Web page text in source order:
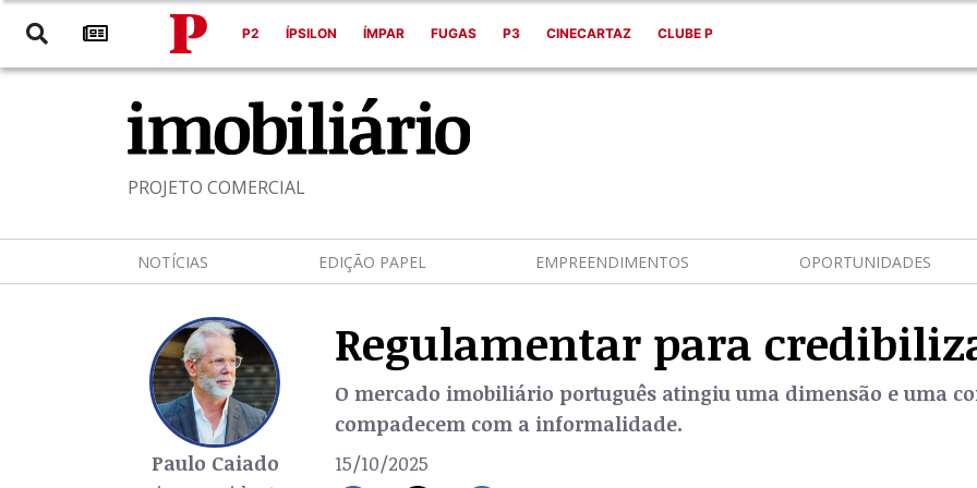
P2 ÍPSILON ÍMPAR FUGAS P3 CINECARTAZ CLUBE P
PROJETO COMERCIAL
NOTÍCIAS EDIÇÃO PAPEL EMPREENDIMENTOS OPORTUNIDADES
Paulo Caiado
Regulamentar para
O mercado imobiliário português atingiu uma dimensão e uma
compadecem com a informalidade.
15/10/2025